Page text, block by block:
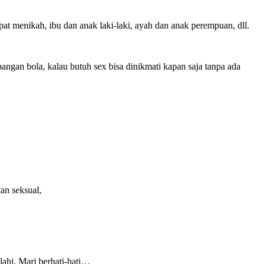
menikah, ibu dan anak laki-laki, ayah dan anak perempuan, dll.
bola, kalau butuh sex bisa dinikmati kapan saja tanpa ada
seksual,
Mari berhati-hati…